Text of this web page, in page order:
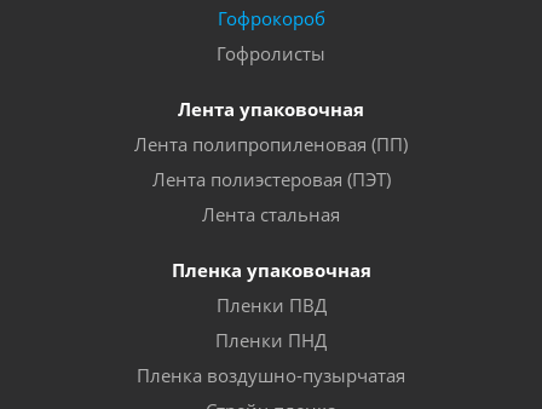
Гофрокороб
Гофролисты
Лента упаковочная
Лента полипропиленовая (ПП)
Лента полиэстеровая (ПЭТ)
Лента стальная
Пленка упаковочная
Пленки ПВД
Пленки ПНД
Пленка воздушно-пузырчатая